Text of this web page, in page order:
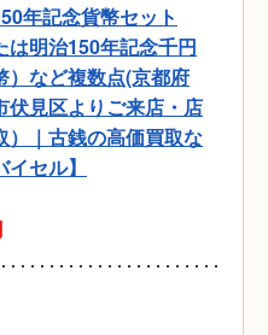
年記念貨幣セット
は明治150年記念千円
）など複数点(京都府
伏見区よりご来店・店
）｜古銭の高価買取な
イセル】